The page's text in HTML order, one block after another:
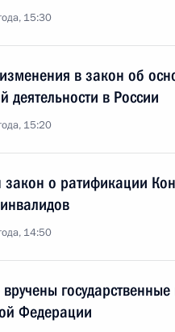
15:30
в закон об
деятельности в России
15:20
закон о ратификации
14:50
Федерации